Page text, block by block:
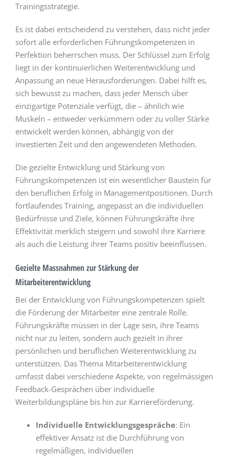
Trainingsstrategie.
Es ist dabei entscheidend zu verstehen, dass nicht jeder
sofort alle erforderlichen Führungskompetenzen in
Perfektion beherrschen muss. Der Schlüssel zum Erfolg
liegt in der kontinuierlichen Weiterentwicklung und
Anpassung an neue Herausforderungen. Dabei hilft es,
sich bewusst zu machen, dass jeder Mensch über
einzigartige Potenziale verfügt, die – ähnlich wie
Muskeln – entweder verkümmern oder zu voller Stärke
entwickelt werden können, abhängig von der
investierten Zeit und den angewendeten Methoden.
Die gezielte Entwicklung und Stärkung von
Führungskompetenzen ist ein wesentlicher Baustein für
den beruflichen Erfolg in Managementpositionen. Durch
fortlaufendes Training, angepasst an die individuellen
Bedürfnisse und Ziele, können Führungskräfte ihre
Effektivität merklich steigern und sowohl ihre Karriere
als auch die Leistung ihrer Teams positiv beeinflussen.
Gezielte Massnahmen zur Stärkung der
Mitarbeiterentwicklung
Bei der Entwicklung von Führungskompetenzen spielt
die Förderung der Mitarbeiter eine zentrale Rolle.
Führungskräfte müssen in der Lage sein, ihre Teams
nicht nur zu leiten, sondern auch gezielt in ihrer
persönlichen und beruflichen Weiterentwicklung zu
unterstützen. Das Thema Mitarbeiterentwicklung
umfasst dabei verschiedene Aspekte, von regelmässigen
Feedback-Gesprächen über individuelle
Weiterbildungspläne bis hin zur Karriereförderung.
Individuelle Entwicklungsgespräche: Ein
effektiver Ansatz ist die Durchführung von
regelmäßigen, individuellen